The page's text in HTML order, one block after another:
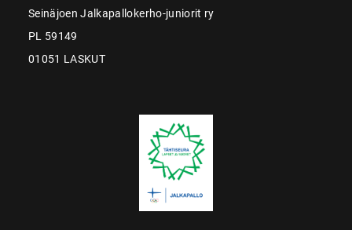
Seinäjoen Jalkapallokerho-juniorit ry
PL 59149
01051 LASKUT